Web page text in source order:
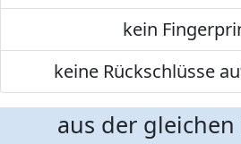
kein
keine Rückschlüsse
aus der